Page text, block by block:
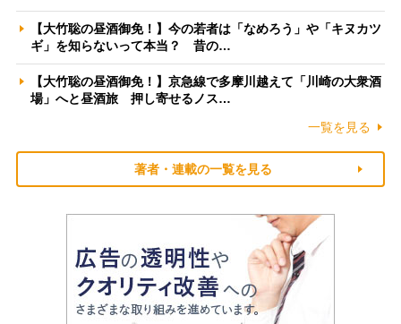
【大竹聡の昼酒御免！】今の若者は「なめろう」や「キヌカツ
ギ」を知らないって本当？ 昔の…
【大竹聡の昼酒御免！】京急線で多摩川越えて「川崎の大衆酒
場」へと昼酒旅 押し寄せるノス…
一覧を見る
著者・連載の一覧を見る